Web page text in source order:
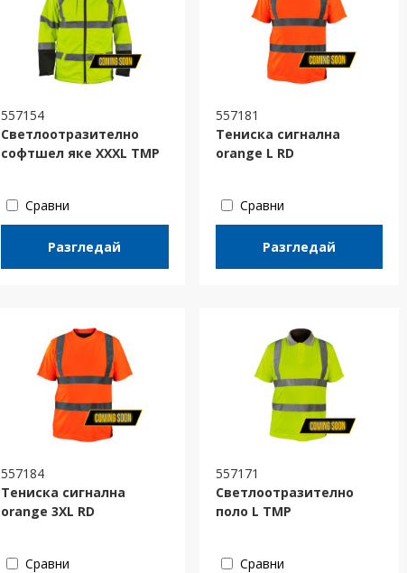
557154
Светлоотразително
софтшел яке XXXL TMP
Сравни
Разгледай
557181
Тениска сигнална
orange L RD
Сравни
Разгледай
557184
Тениска сигнална
orange 3XL RD
Сравни
557171
Светлоотразително
поло L TMP
Сравни